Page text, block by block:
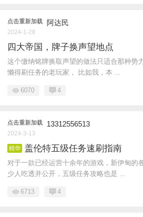
点击重新加载 阿达民
2024-1-28
四大帝国，牌子换声望地点
这个缴纳铭牌换取声望的做法只适合那种势
懒得刷任务的老玩家， 比如我，本 ...
6070 4
点击重新加载 13312556513
2024-3-13
精华 盖伦特五级任务速刷指南
对于一款已经运营十余年的游戏，新伊甸的
少人吃透并公开，五级任务攻略也是 ...
6713 4